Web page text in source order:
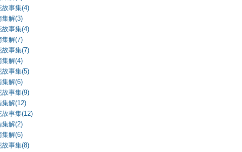
故事集(4)
集解(3)
故事集(4)
集解(7)
故事集(7)
集解(4)
故事集(5)
集解(6)
故事集(9)
集解(12)
故事集(12)
集解(2)
集解(6)
故事集(8)